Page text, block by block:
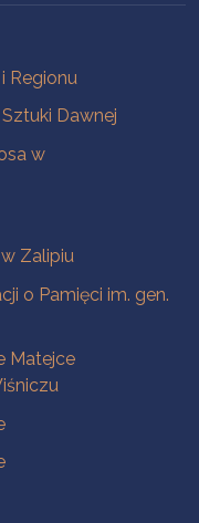
Regionu
Dawnej
w
Zalipiu
o Pamięci im. gen.
Matejce